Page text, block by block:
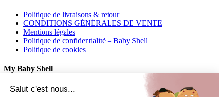
Politique de livraisons & retour
CONDITIONS GÉNÉRALES DE VENTE
Mentions légales
Politique de confidentialité – Baby Shell
Politique de cookies
My Baby Shell
Mon compte
Salut c'est nous...